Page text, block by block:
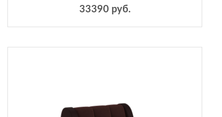
33390 руб.